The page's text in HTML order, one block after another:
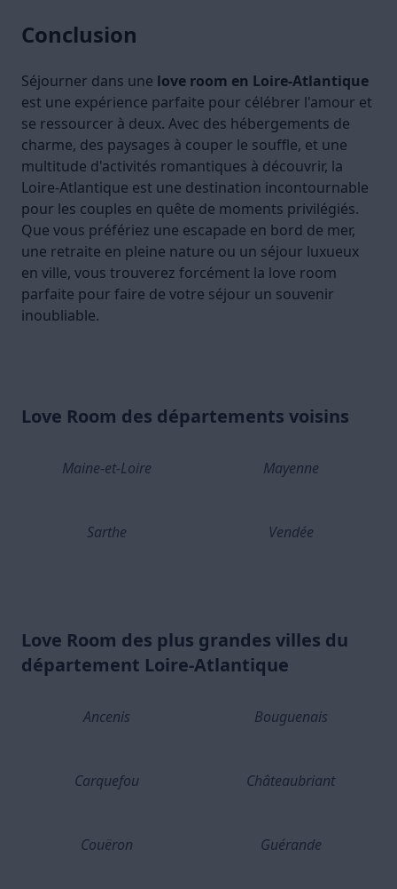
Conclusion
Séjourner dans une love room en Loire-Atlantique
est une expérience parfaite pour célébrer l'amour et
se ressourcer à deux. Avec des hébergements de
charme, des paysages à couper le souffle, et une
multitude d'activités romantiques à découvrir, la
Loire-Atlantique est une destination incontournable
pour les couples en quête de moments privilégiés.
Que vous préfériez une escapade en bord de mer,
une retraite en pleine nature ou un séjour luxueux
en ville, vous trouverez forcément la love room
parfaite pour faire de votre séjour un souvenir
inoubliable.
Love Room des départements voisins
Maine-et-Loire Mayenne
Sarthe Vendée
Love Room des plus grandes villes du
département Loire-Atlantique
Ancenis Bouguenais
Carquefou Châteaubriant
Couëron Guérande